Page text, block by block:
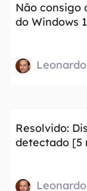
Não consigo
do Windows
Resolvido:
detectado [5